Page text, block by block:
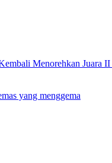
Menorehkan Juara
yang menggema